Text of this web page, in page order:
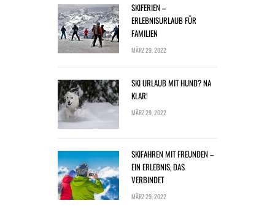
SKIFERIEN –
ERLEBNISURLAUB FÜR
FAMILIEN
MÄRZ 29, 2022
SKI URLAUB MIT HUND? NA
KLAR!
MÄRZ 29, 2022
SKIFAHREN MIT FREUNDEN –
EIN ERLEBNIS, DAS
VERBINDET
MÄRZ 29, 2022